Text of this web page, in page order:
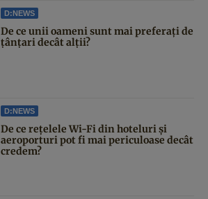
D:NEWS
De ce unii oameni sunt mai preferați de
țânțari decât alții?
D:NEWS
De ce rețelele Wi-Fi din hoteluri și
aeroporturi pot fi mai periculoase decât
credem?